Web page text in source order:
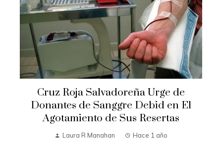
Cruz Roja Salvadoreña Urge de
Donantes de Sanggre Debid en El
Agotamiento de Sus Resertas
Laura R Manahan Hace 1 año